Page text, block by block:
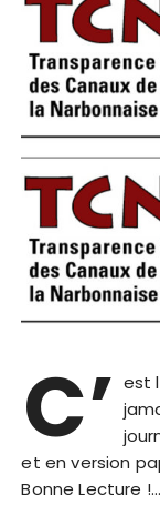
C’ est
et en version
Bonne Lecture !…